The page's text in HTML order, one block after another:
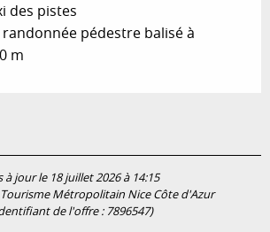
des pistes
pédestre balisé à
m
à jour le 18 juillet 2026 à 14:15
Métropolitain Nice Côte d'Azur
de l'offre : 7896547)